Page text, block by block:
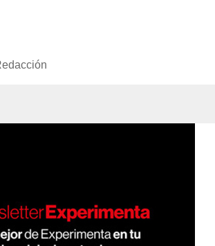
www.experimenta.es/author/redaccion/